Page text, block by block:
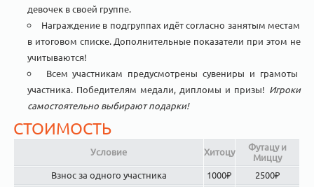
девочек в своей группе.
Награждение в подгруппах идёт согласно занятым местам
в итоговом списке. Дополнительные показатели при этом не
учитываются!
Всем участникам предусмотрены сувениры и грамоты
участника. Победителям медали, дипломы и призы! Игроки
самостоятельно выбирают подарки!
СТОИМОСТЬ
Условие Хитоцу
Футацу и
Миццу
Взнос за одного участника
1000₽
2500₽